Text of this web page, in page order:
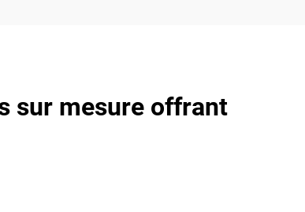
sur mesure offrant